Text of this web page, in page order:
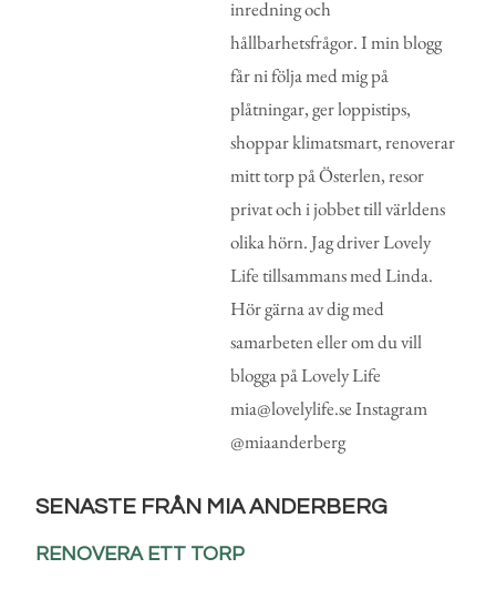
inredning och
hållbarhetsfrågor. I min blogg
får ni följa med mig på
plåtningar, ger loppistips,
shoppar klimatsmart, renoverar
mitt torp på Österlen, resor
privat och i jobbet till världens
olika hörn. Jag driver Lovely
Life tillsammans med Linda.
Hör gärna av dig med
samarbeten eller om du vill
blogga på Lovely Life
mia@lovelylife.se Instagram
@miaanderberg
SENASTE FRÅN MIA ANDERBERG
RENOVERA ETT TORP